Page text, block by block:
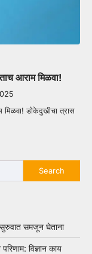
आराम मिळवा!
डोकेदुखीचा त्रास
Search
समजून घेताना
विज्ञान काय